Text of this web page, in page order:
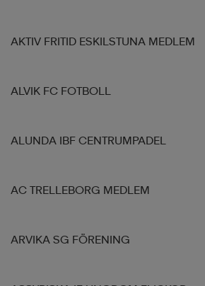
AKTIV FRITID ESKILSTUNA MEDLEM
ALVIK FC FOTBOLL
ALUNDA IBF CENTRUMPADEL
AC TRELLEBORG MEDLEM
ARVIKA SG FÖRENING